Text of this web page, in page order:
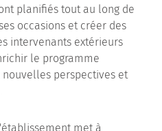
planifiés tout au long de
occasions et créer des
intervenants extérieurs
le programme
perspectives et
met à